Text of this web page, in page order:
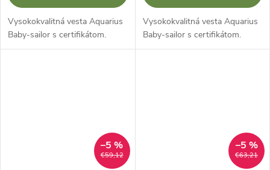
Vysokokvalitná vesta Aquarius
Baby-sailor s certifikátom.
Vysokokvalitná vesta Aquarius
Baby-sailor s certifikátom.
€59,12
–5 %
€63,21
–5 %